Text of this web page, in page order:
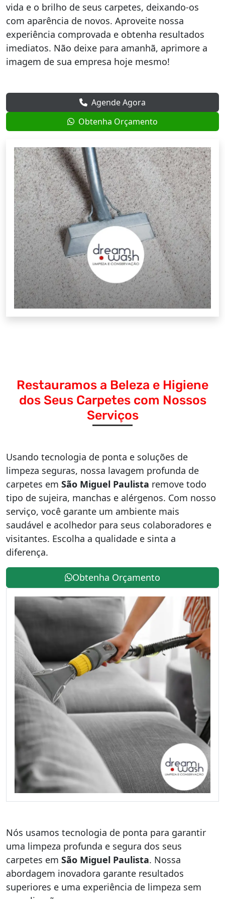
vida e o brilho de seus carpetes, deixando-os
com aparência de novos. Aproveite nossa
experiência comprovada e obtenha resultados
imediatos. Não deixe para amanhã, aprimore a
imagem de sua empresa hoje mesmo!
Agende Agora
Obtenha Orçamento
Restauramos a Beleza e Higiene
dos Seus Carpetes com Nossos
Serviços
Usando tecnologia de ponta e soluções de
limpeza seguras, nossa lavagem profunda de
carpetes em São Miguel Paulista remove todo
tipo de sujeira, manchas e alérgenos. Com nosso
serviço, você garante um ambiente mais
saudável e acolhedor para seus colaboradores e
visitantes. Escolha a qualidade e sinta a
diferença.
Obtenha Orçamento
Nós usamos tecnologia de ponta para garantir
uma limpeza profunda e segura dos seus
carpetes em São Miguel Paulista. Nossa
abordagem inovadora garante resultados
superiores e uma experiência de limpeza sem